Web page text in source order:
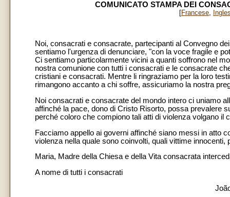
COMUNICATO STAMPA DEI
[Francese,
Noi, consacrati e consacrate, partecipanti al Convegno
sentiamo l'urgenza di denunciare, "con la voce fragile e
Ci sentiamo particolarmente vicini a quanti soffrono nel
nostra comunione con tutti i consacrati e le consacrate
cristiani e consacrati. Mentre li ringraziamo per la loro
rimangono accanto a chi soffre, assicuriamo la nostra
Noi consacrati e consacrate del mondo intero ci uniamo
affinché la pace, dono di Cristo Risorto, possa prevalere
perché coloro che compiono tali atti di violenza volgano il
Facciamo appello ai governi affinché siano messi in atto
violenza nella quale sono coinvolti, quali vittime innocenti,
Maria, Madre della Chiesa e della Vita consacrata
A nome di tutti i consacrati